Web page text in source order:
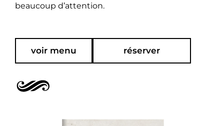
beaucoup d’attention.
voir menu réserver